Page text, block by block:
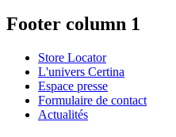
Footer column 1
Store Locator
L'univers Certina
Espace presse
Formulaire de contact
Actualités